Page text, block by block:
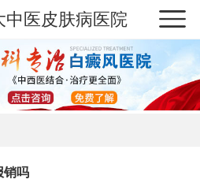
中医皮肤病医院
销吗